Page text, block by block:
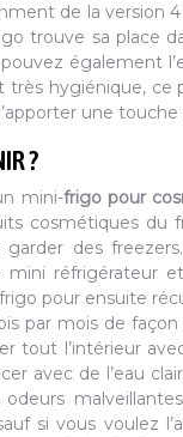
de la version
trouve sa place
également
très hygiénique,
une
?
mini-frigo pour
cosmétiques du
des
réfrigérateur
frigo pour ensuite
par mois de
tout l’intérieur
avec de l’eau
si vous voulez